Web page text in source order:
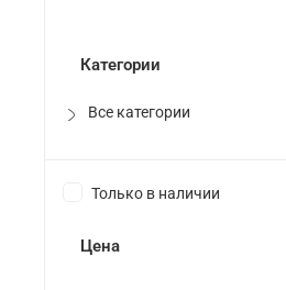
Категории
Все категории
Только в наличии
Цена